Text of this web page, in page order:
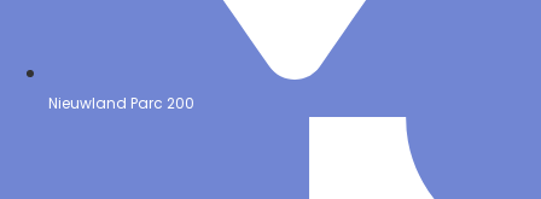
Nieuwland Parc 200